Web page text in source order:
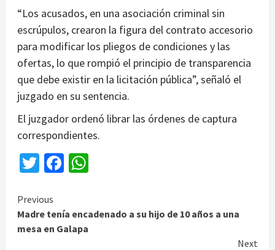
“Los acusados, en una asociación criminal sin
escrúpulos, crearon la figura del contrato accesorio
para modificar los pliegos de condiciones y las
ofertas, lo que rompió el principio de transparencia
que debe existir en la licitación pública”, señaló el
juzgado en su sentencia.
El juzgador ordenó librar las órdenes de captura
correspondientes.
TwitterFacebook
Continue
Reading
Previous
Madre tenía encadenado a su hijo de 10 años a una
mesa en Galapa
Next